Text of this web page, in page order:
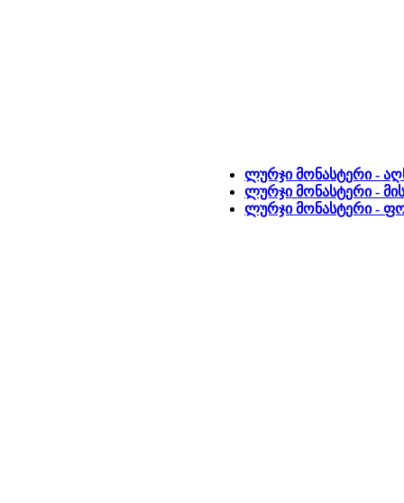
ლურჯი მონასტერი -
ლურჯი მონასტერი -
ლურჯი მონასტერი -